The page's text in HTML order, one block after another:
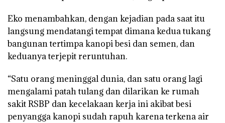
Eko menambahkan, dengan kejadian pada saat itu
langsung mendatangi tempat dimana kedua tukang
bangunan tertimpa kanopi besi dan semen, dan
keduanya terjepit reruntuhan.
“Satu orang meninggal dunia, dan satu orang lagi
mengalami patah tulang dan dilarikan ke rumah
sakit RSBP dan kecelakaan kerja ini akibat besi
penyangga kanopi sudah rapuh karena terkena air